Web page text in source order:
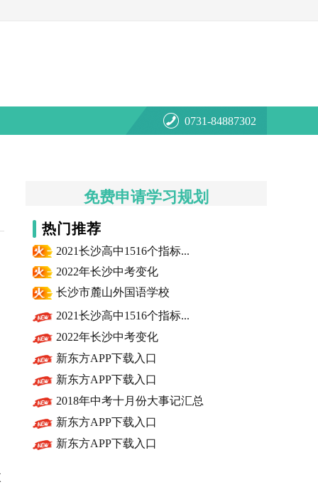
0731-84887302
免费申请学习规划
热门推荐
2021长沙高中1516个指标...
2022年长沙中考变化
长沙市麓山外国语学校
2021长沙高中1516个指标...
2022年长沙中考变化
新东方APP下载入口
新东方APP下载入口
2018年中考十月份大事记汇总
新东方APP下载入口
新东方APP下载入口